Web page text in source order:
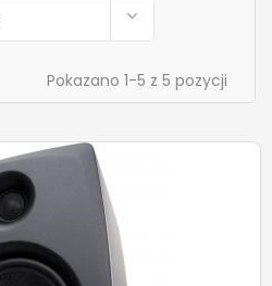

Pokazano 1-5 z 5 pozycji